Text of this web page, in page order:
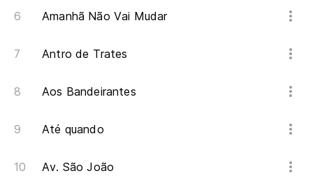
Amanhã Não Vai Mudar
Antro de Trates
Aos Bandeirantes
Até quando
Av. São João